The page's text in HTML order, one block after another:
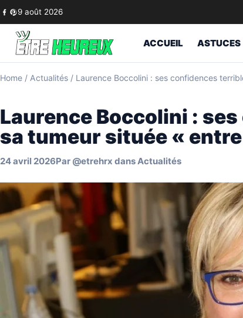
Skip to content
9 août 2026
ACCUEIL ASTUCES
Home / Actualités / Laurence Boccolini : ses confidences
Laurence Boccolini :
sa tumeur située «
24 avril 2026Par @etrehrx dansActualités